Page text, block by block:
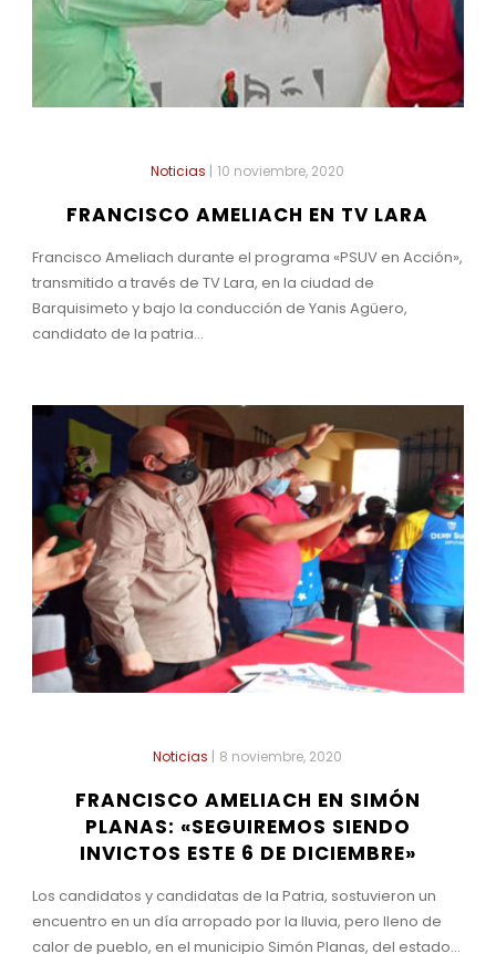
Noticias | 10 noviembre, 2020
FRANCISCO AMELIACH EN TV LARA
Francisco Ameliach durante el programa «PSUV en Acción»,
transmitido a través de TV Lara, en la ciudad de
Barquisimeto y bajo la conducción de Yanis Agüero,
candidato de la patria...
Noticias | 8 noviembre, 2020
FRANCISCO AMELIACH EN SIMÓN
PLANAS: «SEGUIREMOS SIENDO
INVICTOS ESTE 6 DE DICIEMBRE»
Los candidatos y candidatas de la Patria, sostuvieron un
encuentro en un día arropado por la lluvia, pero lleno de
calor de pueblo, en el municipio Simón Planas, del estado...